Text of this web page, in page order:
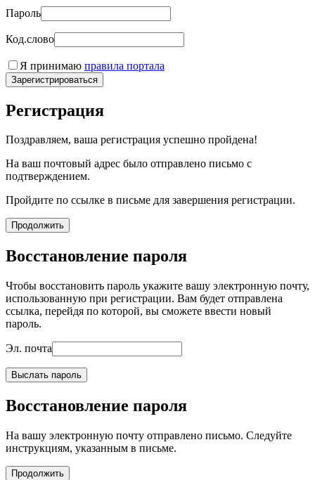
Пароль
Код.слово
Я принимаю правила портала
Зарегистрироваться
Регистрация
Поздравляем, ваша регистрация успешно пройдена!
На ваш почтовый адрес было отправлено письмо с
подтверждением.
Пройдите по ссылке в письме для завершения регистрации.
Продолжить
Восстановление пароля
Чтобы восстановить пароль укажите вашу электронную почту,
использованную при регистрации. Вам будет отправлена
ссылка, перейдя по которой, вы сможете ввести новый
пароль.
Эл. почта
Выслать пароль
Восстановление пароля
На вашу электронную почту отправлено письмо. Следуйте
инструкциям, указанным в письме.
Продолжить